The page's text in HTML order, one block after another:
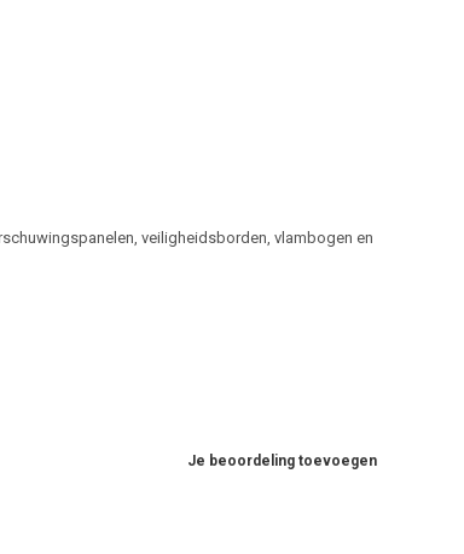
veiligheidsborden, vlambogen en
Je beoordeling toevoegen